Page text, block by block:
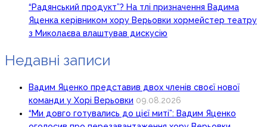
“Радянський продукт”? На тлі призначення Вадима
Яценка керівником хору Верьовки хормейстер театру
з Миколаєва влаштував дискусію
Недавні записи
Вадим Яценко представив двох членів своєї нової
команди у Хорі Верьовки 09.08.2026
“Ми довго готувались до цієї миті”: Вадим Яценко